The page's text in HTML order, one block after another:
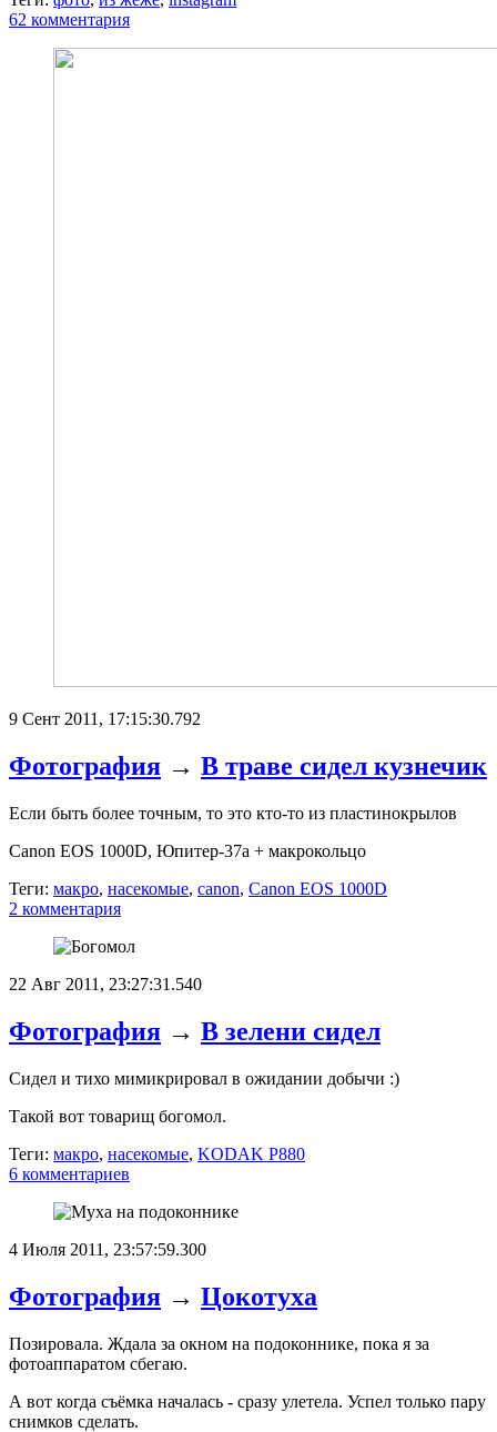
62 комментария
9 Сент 2011, 17:15:30.792
Фотография → В траве сидел кузнечик
Если быть более точным, то это кто-то из пластинокрылов
Canon EOS 1000D, Юпитер-37а + макрокольцо
Теги: макро, насекомые, canon, Canon EOS 1000D
2 комментария
22 Авг 2011, 23:27:31.540
Фотография → В зелени сидел
Сидел и тихо мимикрировал в ожидании добычи :)
Такой вот товарищ богомол.
Теги: макро, насекомые, KODAK P880
6 комментариев
4 Июля 2011, 23:57:59.300
Фотография → Цокотуха
Позировала. Ждала за окном на подоконнике, пока я за
фотоаппаратом сбегаю.
А вот когда съёмка началась - сразу улетела. Успел только пару
снимков сделать.